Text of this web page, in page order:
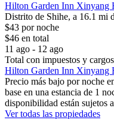
Hilton Garden Inn Xinyang
Distrito de Shihe, a 16.1 mi
$43 por noche
$46 en total
11 ago - 12 ago
Total con impuestos y cargos
Hilton Garden Inn Xinyang
Precio más bajo por noche
base en una estancia de 1
disponibilidad están sujetos
Ver todas las propiedades